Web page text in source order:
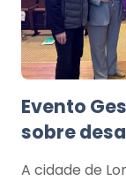
Evento
sobre
A cidade de